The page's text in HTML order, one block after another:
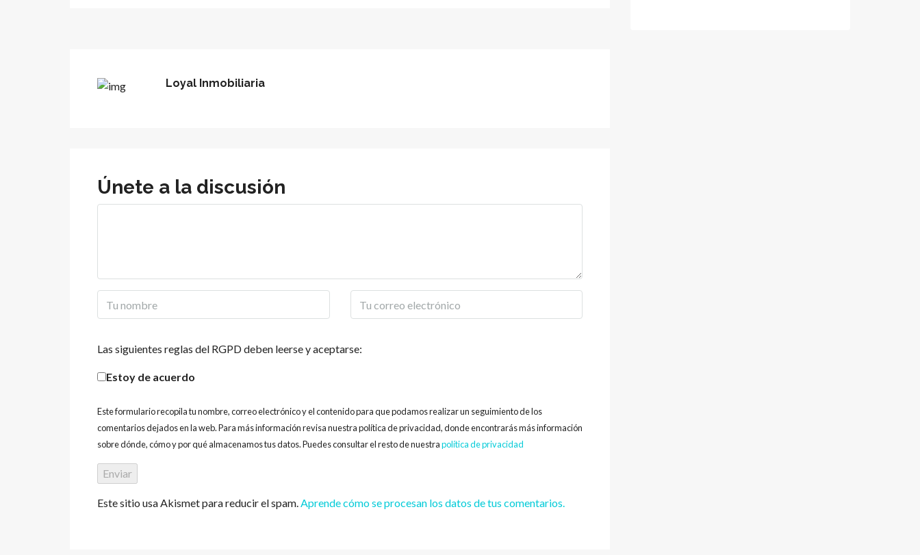
Loyal Inmobiliaria
Únete a la discusión
Las siguientes reglas del RGPD deben leerse y aceptarse:
Estoy de acuerdo
Este formulario recopila tu nombre, correo electrónico y el contenido para que podamos realizar un seguimiento de los
comentarios dejados en la web. Para más información revisa nuestra política de privacidad, donde encontrarás más información
sobre dónde, cómo y por qué almacenamos tus datos. Puedes consultar el resto de nuestrapolítica de privacidad
Este sitio usa Akismet para reducir el spam.Aprende cómo se procesan los datos de tus comentarios.